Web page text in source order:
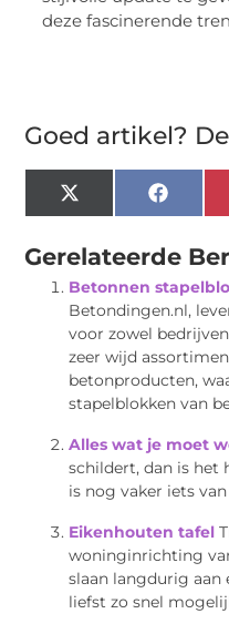
deze fascinerende
Goed artikel?
X
(Twitter)
Gerelateerde
Betonnen
Betondingen.nl,
voor zowel
zeer wijd
betonproducten,
stapelblokken van
Alles wat je moet
schildert, dan is het
is nog vaker iets
Eikenhouten tafel
woninginrichting
slaan langdurig aan
liefst zo snel